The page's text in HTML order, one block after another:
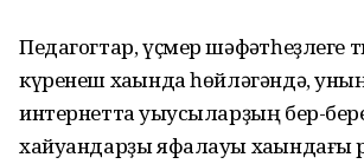
Педагогтар, үҫмер шәфҡәтһеҙлеге
күренеш хаҡында һөйләгәндә,
интернетта уҡыусыларҙың бер-
хайуандарҙы яфалауы хаҡындағы